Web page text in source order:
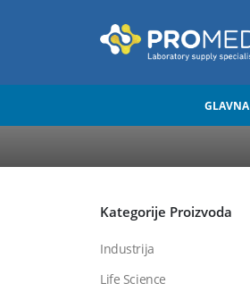
GLAVNA
Kategorije Proizvoda
Industrija
Life Science